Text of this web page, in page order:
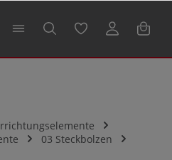
03 Steckbolzen